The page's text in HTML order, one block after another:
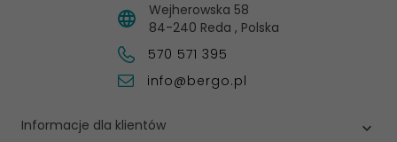
Wejherowska 58
84-240 Reda , Polska
570 571 395
info@bergo.pl
Informacje dla klientów